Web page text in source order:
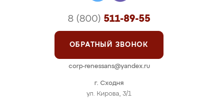
г. Сходня
ул. Кирова, 3/1
8 (800) 511-89-55
ОБРАТНЫЙ ЗВОНОК
corp-renessans@yandex.ru